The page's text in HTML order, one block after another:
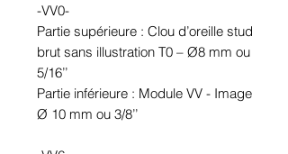
-VV0-
Partie supérieure : Clou d’oreille stud
brut sans illustration T0 – Ø8 mm ou
5/16’’
Partie inférieure : Module VV - Image
Ø 10 mm ou 3/8’’